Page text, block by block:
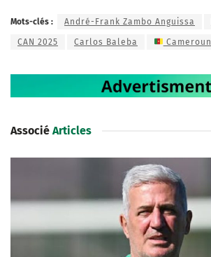
Mots-clés : André-Frank Zambo Anguissa
CAN 2025 Carlos Baleba Cameroun
Associé Articles